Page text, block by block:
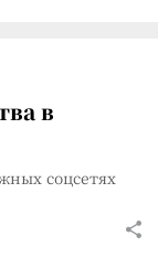
в
соцсетях